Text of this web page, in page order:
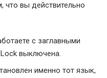
что вы действительно
с заглавными
выключена.
именно тот язык,